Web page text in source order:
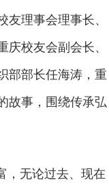
理事会理事长、
校友会副会长、
部部长任海涛，重
故事，围绕传承弘
，无论过去、现在